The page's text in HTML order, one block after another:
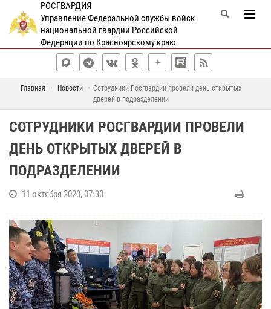
РОСГВАРДИЯ
Управление Федеральной службы войск
национальной гвардии Российской
Федерации по Красноярскому краю
Главная Новости
Сотрудники Росгвардии провели день открытых
дверей в подразделении
СОТРУДНИКИ РОСГВАРДИИ ПРОВЕЛИ
ДЕНЬ ОТКРЫТЫХ ДВЕРЕЙ В
ПОДРАЗДЕЛЕНИИ
11 октября 2023, 07:30